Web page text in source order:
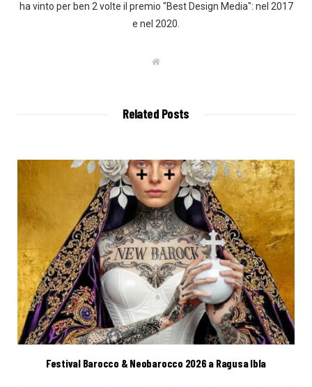
ha vinto per ben 2 volte il premio "Best Design Media": nel 2017
e nel 2020.
W
Related Posts
Festival Barocco & Neobarocco 2026 a Ragusa Ibla